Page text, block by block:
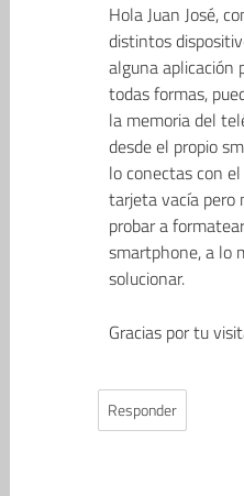
Hola Juan José,
distintos
alguna aplicación
todas formas,
la memoria del
desde el propio
lo conectas con
tarjeta vacía pero
probar a
smartphone, a lo
solucionar.
Gracias por tu
Responder